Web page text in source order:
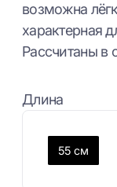
возможна
характерная
Рассчитаны в
Длина
55 см